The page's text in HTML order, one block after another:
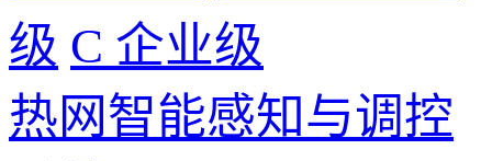
级 C 企业级
热网智能感知与调控